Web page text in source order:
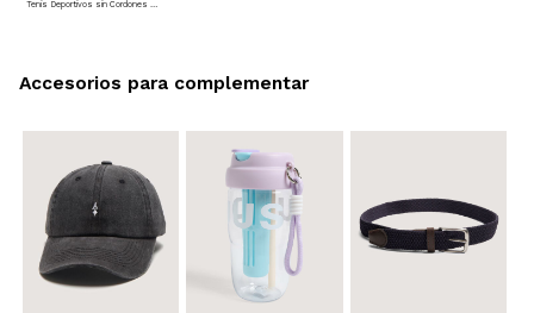
Tenis Deportivos sin Cordones para hombre
Accesorios para complementar